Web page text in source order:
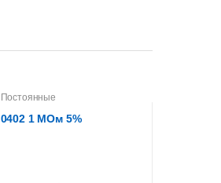
Постоянные
0402 1 МОм 5%